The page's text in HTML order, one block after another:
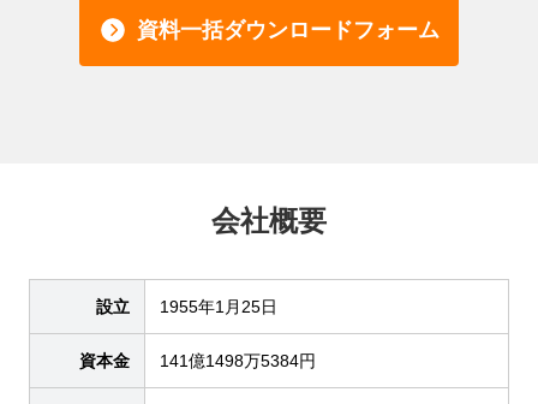
資料一括ダウンロードフォーム
会社概要
設立 1955年1月25日
資本金 141億1498万5384円